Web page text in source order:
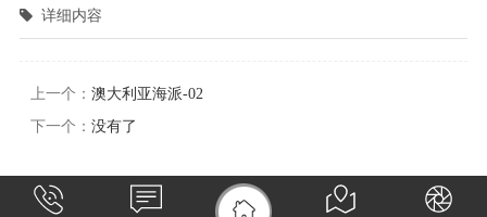
详细内容
上一个： 澳大利亚海派-02
下一个： 没有了